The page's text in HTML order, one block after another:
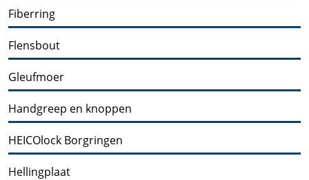
Fiberring
Flensbout
Gleufmoer
Handgreep en knoppen
HEICOlock Borgringen
Hellingplaat